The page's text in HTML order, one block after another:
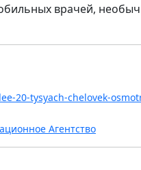
врачей,
20-tysyach-chelovek-
Агентство